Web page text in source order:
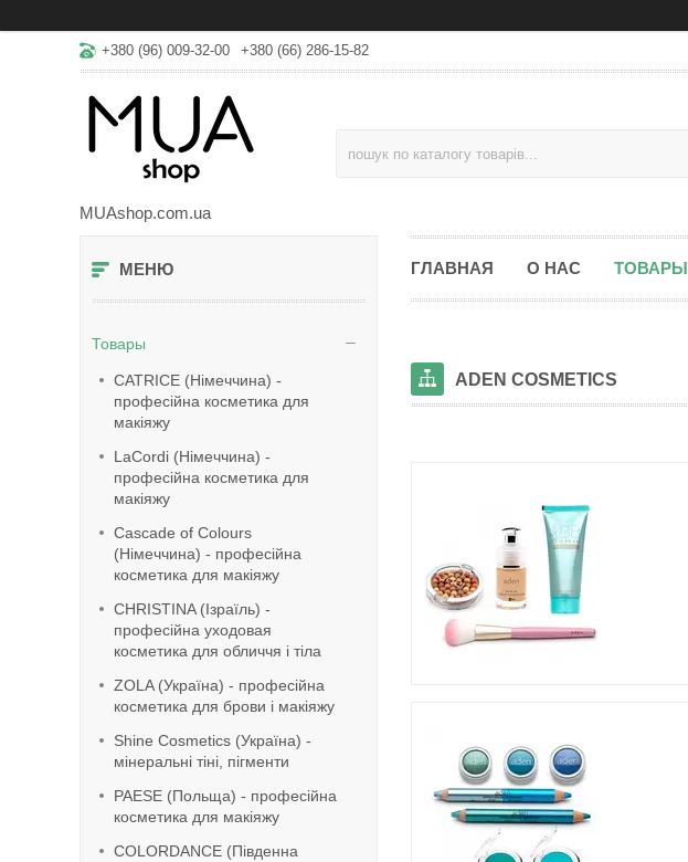
+380 (96) 009-32-00 +380 (66) 286-15-82
MUAshop.com.ua
Товары
CATRICE (Німеччина) -
професійна косметика для
макіяжу
LaСordi (Німеччина) -
професійна косметика для
макіяжу
Cascade of Colours
(Німеччина) - професійна
косметика для макіяжу
CHRISTINA (Ізраїль) -
професійна уходовая
косметика для обличчя і тіла
ZOLA (Україна) - професійна
косметика для брови і макіяжу
Shine Cosmetics (Україна) -
мінеральні тіні, пігменти
PAESE (Польща) - професійна
косметика для макіяжу
COLORDANCE (Південна
ГЛАВНАЯ О НАС ТОВАРЫ
ADEN COSMETICS